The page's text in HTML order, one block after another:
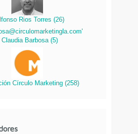
Rios Torres (26)
Claudia Barbosa (5)
Círculo Marketing (258)